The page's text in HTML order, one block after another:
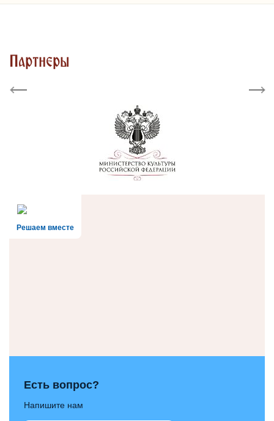
Партнеры
Previous Next
Решаем вместе
Есть вопрос?
Напишите нам